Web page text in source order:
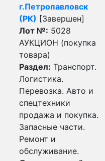
г.Петропавловск
(РК) [Завершен]
Лот №: 5028
АУКЦИОН (покупка
товара)
Раздел: Транспорт.
Логистика.
Перевозка. Авто и
спецтехники
продажа и покупка.
Запасные части.
Ремонт и
обслуживание.